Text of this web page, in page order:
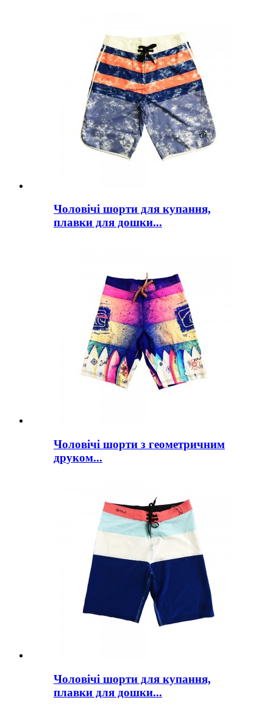
Чоловічі шорти для купання,
плавки для дошки...
Чоловічі шорти з геометричним
друком...
Чоловічі шорти для купання,
плавки для дошки...